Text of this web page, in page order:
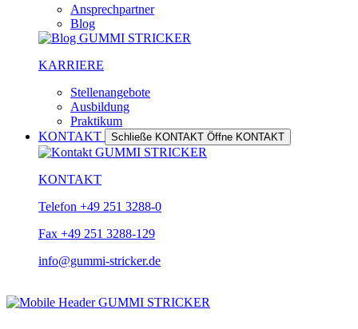
Ansprechpartner
Blog
KARRIERE
Stellenangebote
Ausbildung
Praktikum
KONTAKT
Schließe KONTAKT Öffne KONTAKT
KONTAKT
Telefon +49 251 3288-0
Fax +49 251 3288-129
info@gummi-stricker.de